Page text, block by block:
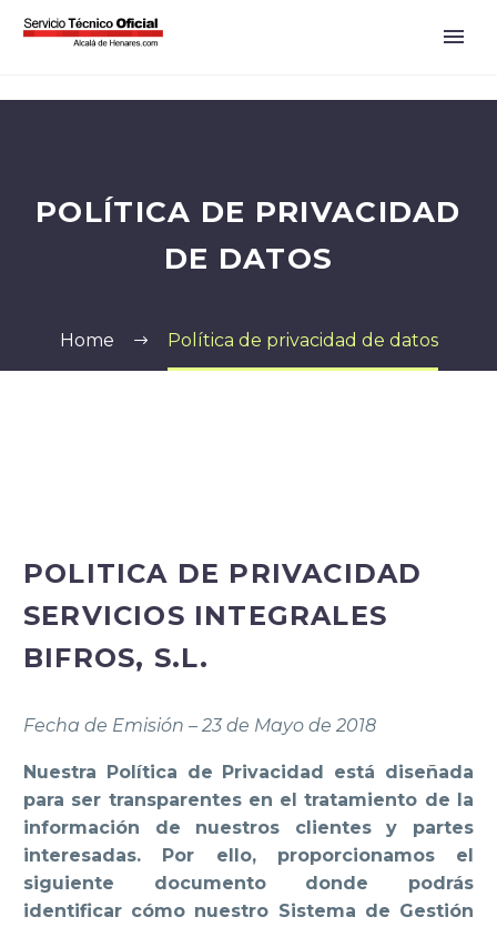
POLÍTICA DE PRIVACIDAD
DE DATOS
Home Política de privacidad de datos
POLITICA DE PRIVACIDAD
SERVICIOS INTEGRALES
BIFROS, S.L.
Fecha de Emisión – 23 de Mayo de 2018
Nuestra Política de Privacidad está diseñada
para ser transparentes en el tratamiento de la
información de nuestros clientes y partes
interesadas. Por ello, proporcionamos el
siguiente documento donde podrás
identificar cómo nuestro Sistema de Gestión